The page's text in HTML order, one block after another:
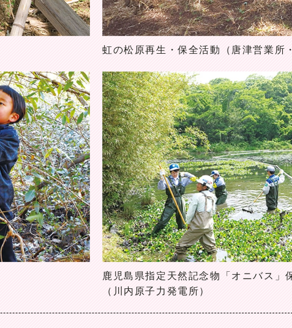
虹の松原再生・保全活動（唐津営業所
鹿児島県指定天然記念物「オニバス」
（川内原子力発電所）